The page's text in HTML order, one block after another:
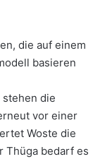
die auf einem
basieren
stehen die
vor einer
Woste die
Thüga bedarf es